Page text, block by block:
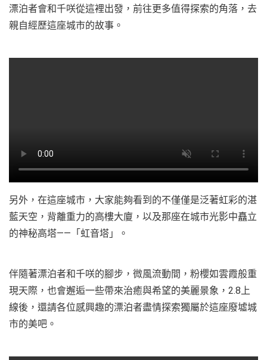
漂泊者會和千咲從這裡出發，前往更多值得探索的角落，去
親自經歷這座城市的故事。
另外，在這座城市，大家能夠看到的不僅僅是泛著虹彩的湛
藍天空，背離重力的高樓大廈，以及那座在城市光影中矗立
的神秘高塔——「虹音塔」。
伴隨著漂泊者和千咲的腳步，微風流動間，粉櫻如雲霞般重
現天際，也會邂逅一些帶來治癒與希望的美麗景象，2.8上
線後，還請各位感興趣的漂泊者盡情探索獨屬於這座廢墟城
市的美吧。